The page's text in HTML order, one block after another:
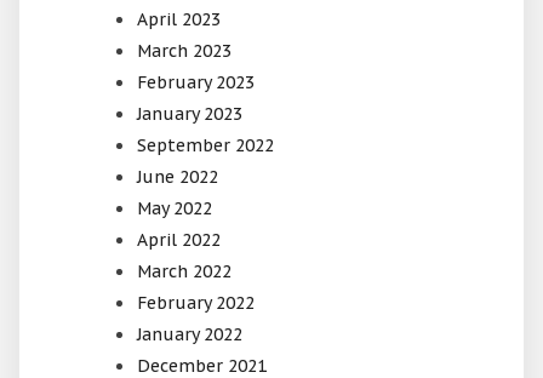
April 2023
March 2023
February 2023
January 2023
September 2022
June 2022
May 2022
April 2022
March 2022
February 2022
January 2022
December 2021